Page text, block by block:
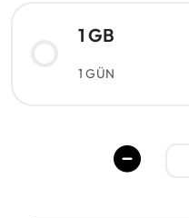
1 GB
1 GÜN